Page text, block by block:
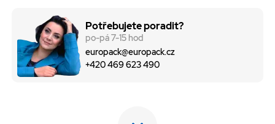
Potřebujete poradit?
po-pá 7-15 hod
europack@europack.cz
+420 469 623 490